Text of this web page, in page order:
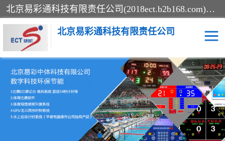
北京易彩通科技有限责任公司(2018ect.b2b168.com)主要提供陕西计时记分系统，全国统一热线：15611947915.北京易彩通科技有限责任公司有一支长期从事智能控制系统研发的高素质的队伍，具有嵌入式系统，视频系统、通信系统、网络系统，体育计时系统的知识和技能。强力打造体育比赛计时计分系统、智能升降旗系统、标准时钟系统、赛事编排及信息发布系统，为用户提供较新的，较廉价的，应用解决方案。
北京易彩通科技有限责任公司
记分系统 游泳计时系统
智能颁奖旗系统 GPS同步时钟系统
计时计分及成绩处理系统 计时记分系统